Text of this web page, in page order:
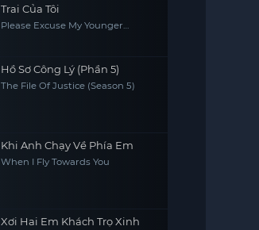
Trai Của Tôi
Please Excuse My Younger
Hồ Sơ Công Lý (Phần 5)
The File Of Justice (Season 5)
Khi Anh Chạy Về Phía Em
When I Fly Towards You
Xơi Hai Em Khách Trọ Xinh